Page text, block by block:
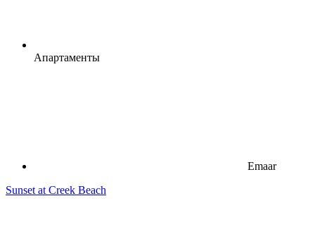
Апартаменты
Emaar
Sunset at Creek Beach